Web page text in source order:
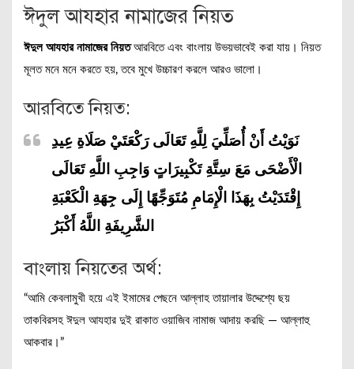
ঈদুল আযহার নামাজের নিয়ত
ঈদুল আযহার নামাজের নিয়তআরবিতে এবং বাংলায় উভয়ভাবেই করা যায়। নিয়ত
মূলত মনে মনে করতে হয়, তবে মুখে উচ্চারণ করলে আরও ভালো।
আরবিতে নিয়ত:
نَوَيْتُ أَنْ أُصَلِّيَ لِلَّهِ تَعَالَى رَكْعَتَيْ صَلَاةِ عِيدِ
الْأَضْحَى مَعَ سِتَّةِ تَكْبِيرَاتٍ وَاجِبِ اللَّهِ تَعَالَى
إِقْتَدَيْتُ بِهَذَا الْإِمَامِ مُتَوَجِّهًا إِلَى جِهَةِ الْكَعْبَةِ
الشَّرِيفَةِ اللَّهُ أَكْبَرُ
বাংলায় নিয়তের অর্থ:
“আমি কেবলামুখী হয়ে এই ইমামের পেছনে আল্লাহ তায়ালার উদ্দেশ্যে ছয়
তাকবিরসহ ঈদুল আযহার দুই রাকাত ওয়াজিব নামাজ আদায় করছি — আল্লাহু
আকবার।”